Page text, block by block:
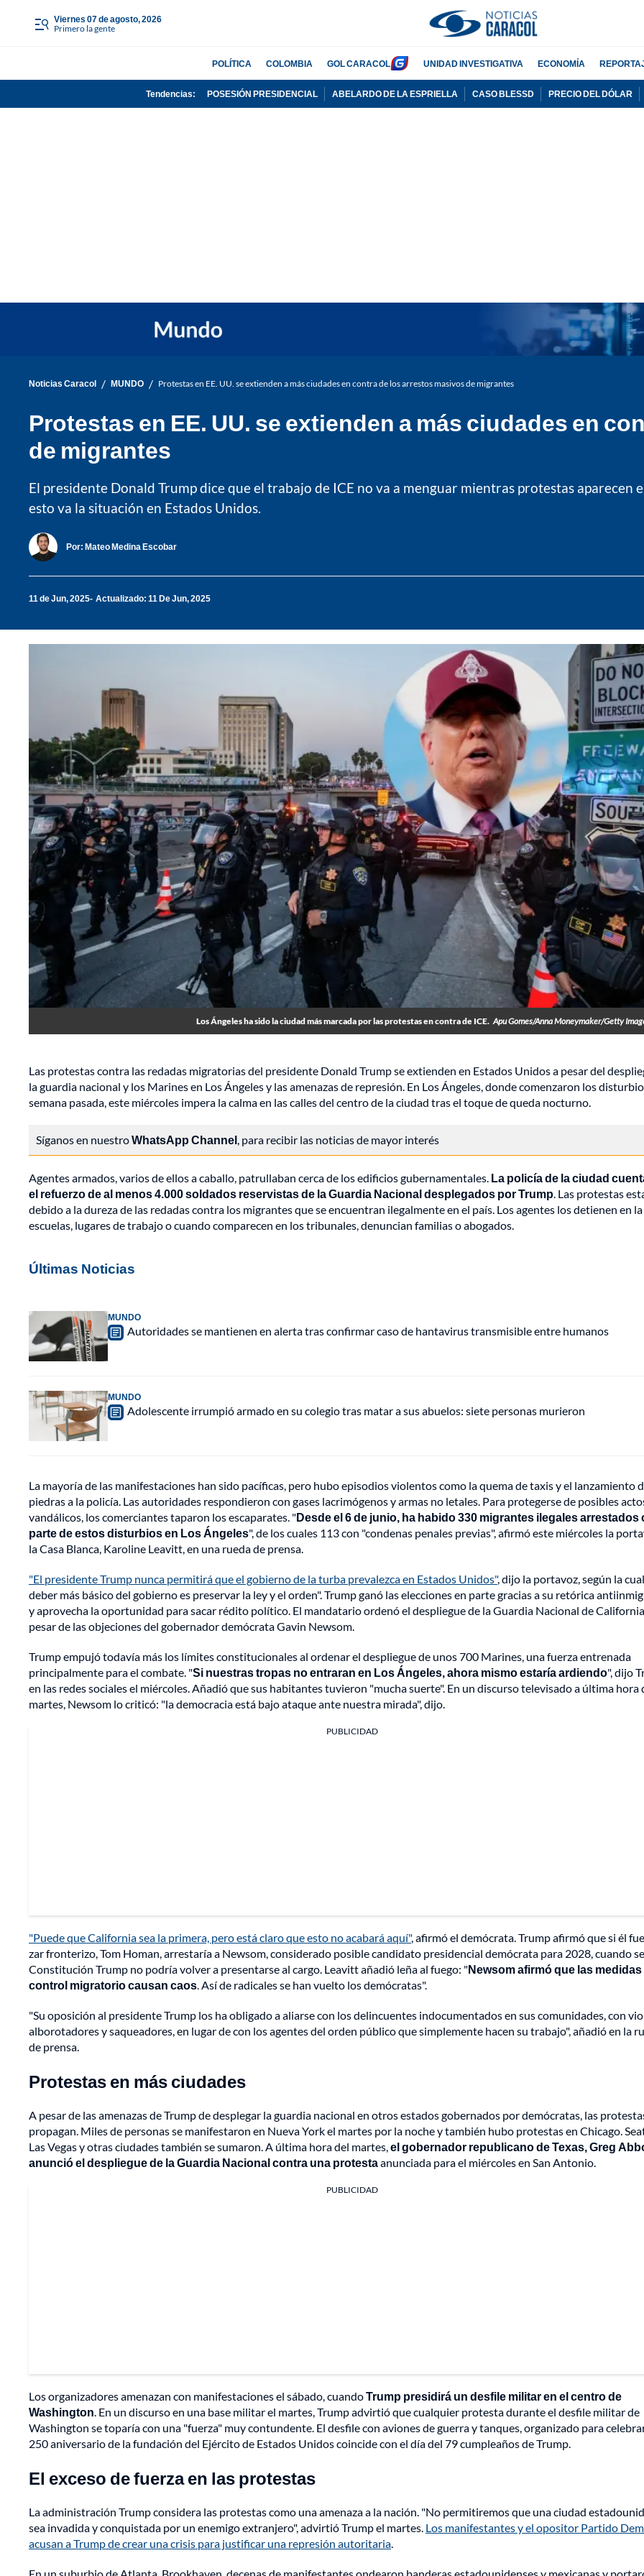
viernes 07 de agosto, 2026
Primero la gente
POLÍTICA COLOMBIA GOL CARACOL UNIDAD INVESTIGATIVA ECONOMÍA
Tendencias: POSESIÓN PRESIDENCIAL ABELARDO DE LA ESPRIELLA CASO BLESSD PRECIO DEL DÓLAR
Noticias Caracol / MUNDO / Protestas en EE. UU. se extienden a más ciudades en contra de los arrestos masivos de migrantes
Protestas en EE. UU. se extienden a más ciudades en
de migrantes
El presidente Donald Trump dice que el trabajo de ICE no va a menguar mientras protestas aparecen
esto va la situación en Estados Unidos.
Por: Mateo Medina Escobar
11 de Jun, 2025 Actualizado: 11 De Jun, 2025
Los Ángeles ha sido la ciudad más marcada por las protestas en contra de ICE. Apu Gomes/Anna Moneymaker/Getty
Las protestas contra las redadas migratorias del presidente Donald Trump se extienden en Estados Unidos a pesar del
la guardia nacional y los Marines en Los Ángeles y las amenazas de represión. En Los Ángeles, donde comenzaron los
semana pasada, este miércoles impera la calma en las calles del centro de la ciudad tras el toque de queda nocturno.
Síganos en nuestroWhatsApp Channel, para recibir las noticias de mayor interés
Agentes armados, varios de ellos a caballo, patrullaban cerca de los edificios gubernamentales. La policía de la ciudad
el refuerzo de al menos 4.000 soldados reservistas de la Guardia Nacional desplegados por Trump. Las protestas
debido a la dureza de las redadas contra los migrantes que se encuentran ilegalmente en el país. Los agentes los detienen en la
escuelas, lugares de trabajo o cuando comparecen en los tribunales, denuncian familias o abogados.
Últimas Noticias
MUNDO
Autoridades se mantienen en alerta tras confirmar caso de hantavirus transmisible entre humanos
MUNDO
Adolescente irrumpió armado en su colegio tras matar a sus abuelos: siete personas murieron
La mayoría de las manifestaciones han sido pacíficas, pero hubo episodios violentos como la quema de taxis y el lanzamiento
piedras a la policía. Las autoridades respondieron con gases lacrimógenos y armas no letales. Para protegerse de posibles
vandálicos, los comerciantes taparon los escaparates. "Desde el 6 de junio, ha habido 330 migrantes ilegales arrestados
parte de estos disturbios en Los Ángeles", de los cuales 113 con "condenas penales previas", afirmó este miércoles la
la Casa Blanca, Karoline Leavitt, en una rueda de prensa.
"El presidente Trump nunca permitirá que el gobierno de la turba prevalezca en Estados Unidos", dijo la portavoz, según la
deber más básico del gobierno es preservar la ley y el orden". Trump ganó las elecciones en parte gracias a su retórica
y aprovecha la oportunidad para sacar rédito político. El mandatario ordenó el despliegue de la Guardia Nacional de
pesar de las objeciones del gobernador demócrata Gavin Newsom.
Trump empujó todavía más los límites constitucionales al ordenar el despliegue de unos 700 Marines, una fuerza entrenada
principalmente para el combate. "Si nuestras tropas no entraran en Los Ángeles, ahora mismo estaría ardiendo", dijo
en las redes sociales el miércoles. Añadió que sus habitantes tuvieron "mucha suerte". En un discurso televisado a última hora
martes, Newsom lo criticó: "la democracia está bajo ataque ante nuestra mirada", dijo.
PUBLICIDAD
"Puede que California sea la primera, pero está claro que esto no acabará aquí", afirmó el demócrata. Trump afirmó que si él
zar fronterizo, Tom Homan, arrestaría a Newsom, considerado posible candidato presidencial demócrata para 2028, cuando
Constitución Trump no podría volver a presentarse al cargo. Leavitt añadió leña al fuego: "Newsom afirmó que las medidas
control migratorio causan caos. Así de radicales se han vuelto los demócratas".
"Su oposición al presidente Trump los ha obligado a aliarse con los delincuentes indocumentados en sus comunidades, con
alborotadores y saqueadores, en lugar de con los agentes del orden público que simplemente hacen su trabajo", añadió en la
de prensa.
Protestas en más ciudades
A pesar de las amenazas de Trump de desplegar la guardia nacional en otros estados gobernados por demócratas, las
propagan. Miles de personas se manifestaron en Nueva York el martes por la noche y también hubo protestas en Chicago.
Las Vegas y otras ciudades también se sumaron. A última hora del martes,el gobernador republicano de Texas, Greg
anunció el despliegue de la Guardia Nacional contra una protestaanunciada para el miércoles en San Antonio.
PUBLICIDAD
Los organizadores amenazan con manifestaciones el sábado, cuandoTrump presidirá un desfile militar en el centro de
Washington. En un discurso en una base militar el martes, Trump advirtió que cualquier protesta durante el desfile militar de
Washington se toparía con una "fuerza" muy contundente. El desfile con aviones de guerra y tanques, organizado para
250 aniversario de la fundación del Ejército de Estados Unidos coincide con el día del 79 cumpleaños de Trump.
El exceso de fuerza en las protestas
La administración Trump considera las protestas como una amenaza a la nación. "No permitiremos que una ciudad
sea invadida y conquistada por un enemigo extranjero", advirtió Trump el martes. Los manifestantes y el opositor Partido
acusan a Trump de crear una crisis para justificar una represión autoritaria.